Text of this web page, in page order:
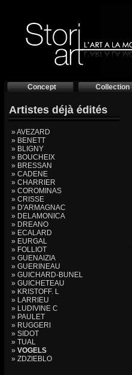
Concept Collection
Artistes déjà édités
» AVEZARD
» BENETT
» BLIGNY
» BOUCHEIX
» BRESSAN
» CADENE
» CHARRIER
» COROMINAS
» CRISSE
» D'ARMAGNAC
» DELAMONICA
» DREANO
» ECALARD
» EURGAL
» FOLLIOT
» GUENAIZIA
» GUERINEAU
» GUICHARD-BUNEL
» GUICHETEAU
» KRISTOFF. L
» LARRIEU
» LUDIVINE C
» PAULET
» RUGGERI
» SIDOT
» TUAL
» VOGELS
» ZDZIEBLO